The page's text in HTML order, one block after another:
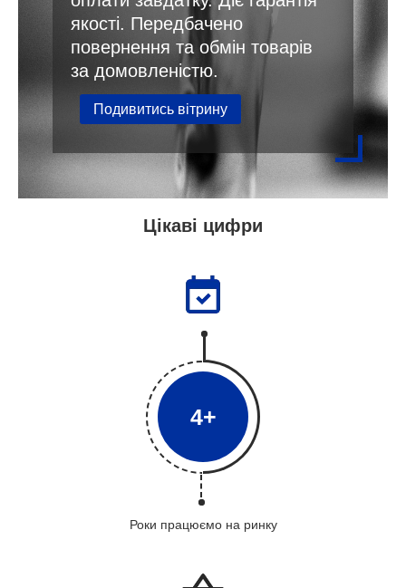
якості. Передбачено
повернення та обмін товарів
за домовленістю.
Подивитись вітрину
Цікаві цифри
4+
Роки працюємо на ринку